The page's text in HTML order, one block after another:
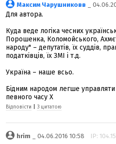
Максим Чарушниковв _
Для автора.
Куда веде логіка чесних
Порошенка, Коломойського,
народу" – депутатів, їх суддів,
податківців, їх ЗМІ і т.д.
Україна – наше всьо.
Бідним народом легше
певного часу Х
Відповісти З цитатою
hrim _ 04.06.2016 10:58 IP: